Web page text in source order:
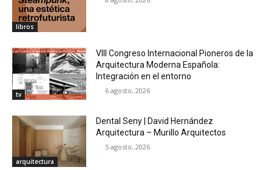
libros
tv
VIII Congreso Internacional Pioneros de la
Arquitectura Moderna Española:
Integración en el entorno
6 agosto, 2026
arquitectura
Dental Seny | David Hernández
Arquitectura – Murillo Arquitectos
5 agosto, 2026